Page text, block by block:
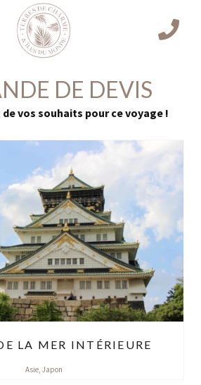
DE DEVIS
vos souhaits pour ce voyage !
LA MER INTÉRIEURE
Asie, Japon